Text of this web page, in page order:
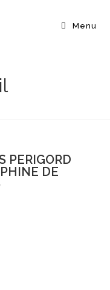
Menu
PERIGORD
DE